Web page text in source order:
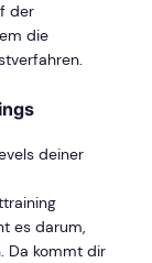
der
die
deiner
es darum,
Da kommt dir